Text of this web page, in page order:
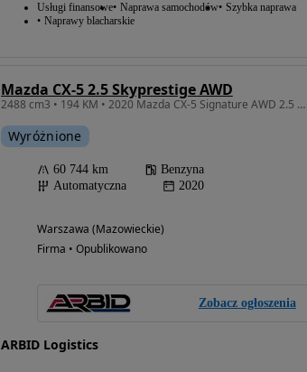
Usługi finansowe Naprawa samochodów Szybka naprawa
Naprawy blacharskie
Mazda CX-5 2.5 Skyprestige AWD
2488 cm3 • 194 KM • 2020 Mazda CX-5 Signature AWD 2.5 Turbo | Najwyższa wersja wyposażenia
Wyróżnione
60 744 km
Benzyna
Automatyczna
2020
Warszawa (Mazowieckie)
Firma • Opublikowano
Zobacz ogłoszenia
ARBID Logistics